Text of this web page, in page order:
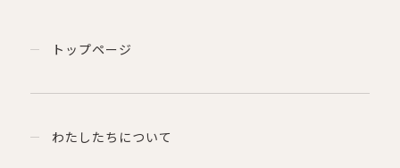
トップページ
わたしたちについて